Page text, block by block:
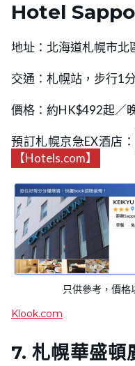
Hotel
地址：北海道札幌市北
交通：札幌站，步行1
價格：約HK$492起／
預訂札幌京急EX酒店：
【Hotels.com】
只供參考，價格
Klook.com
7. 札幌華盛